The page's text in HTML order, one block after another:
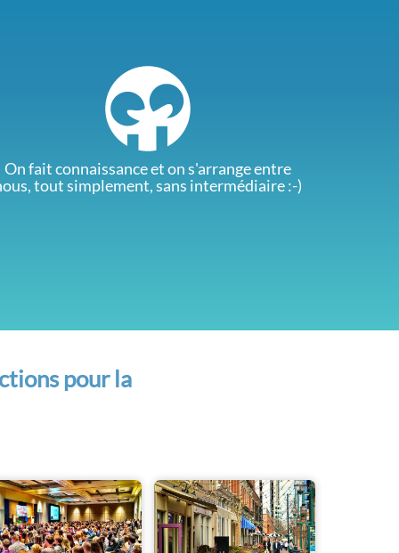
On fait connaissance et on s'arrange entre
tout simplement, sans intermédiaire :-)
pour la